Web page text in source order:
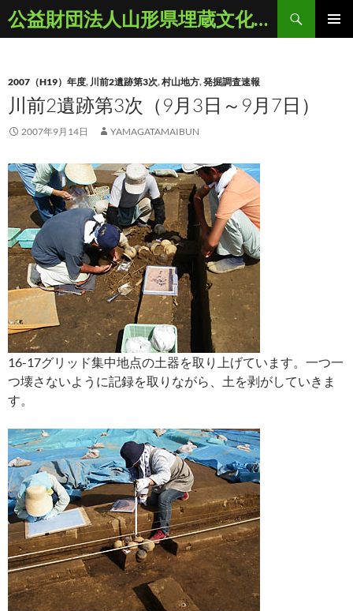
ン
ツ
ッ
プ
公益財団法人山形県埋蔵文化財センター
検
索
2007（H19）年度, 川前2遺跡第3次,村山地方,発掘調査速報
川前2遺跡第3次（9月3日～9月7日）
2007年9月14日 YAMAGATAMAIBUN
16-17グリッド集中地点の土器を取り上げています。一つ一
つ壊さないように記録を取りながら、土を剥がしていきま
す。